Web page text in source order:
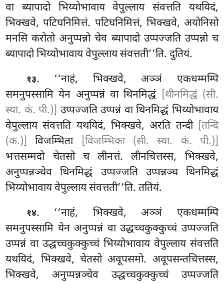
वा ब्यापादो भिय्योभावाय वेपुल्लाय संवत्तति यथयिदं,
भिक्खवे, पटिघनिमित्तं. पटिघनिमित्तं, भिक्खवे, अयोनिसो
मनसि करोतो अनुप्पन्नो चेव ब्यापादो उप्पज्जति उप्पन्नो च
ब्यापादो भिय्योभावाय वेपुल्लाय संवत्तती’’ति. दुतियं.
१३. ‘‘नाहं, भिक्खवे, अञ्ञं एकधम्मम्पि
समनुपस्सामि येन अनुप्पन्नं वा थिनमिद्धं [थीनमिद्धं (सी.
स्या. कं. पी.)] उप्पज्जति उप्पन्नं वा थिनमिद्धं भिय्योभावाय
वेपुल्लाय संवत्तति यथयिदं, भिक्खवे, अरति तन्दी [तन्दि
(क.)]
विजम्भिता
[विजम्भिका (सी. स्या. कं. पी.)]
भत्तसम्मदो चेतसो च लीनत्तं. लीनचित्तस्स, भिक्खवे,
अनुप्पन्नञ्चेव थिनमिद्धं उप्पज्जति उप्पन्नञ्च थिनमिद्धं
भिय्योभावाय वेपुल्लाय संवत्तती’’ति. ततियं.
१४. ‘‘नाहं, भिक्खवे, अञ्ञं एकधम्मम्पि
समनुपस्सामि येन अनुप्पन्नं वा उद्धच्चकुक्कुच्चं उप्पज्जति
उप्पन्नं वा उद्धच्चकुक्कुच्चं भिय्योभावाय वेपुल्लाय संवत्तति
यथयिदं, भिक्खवे, चेतसो अवूपसमो. अवूपसन्तचित्तस्स,
भिक्खवे, अनुप्पन्नञ्चेव उद्धच्चकुक्कुच्चं उप्पज्जति